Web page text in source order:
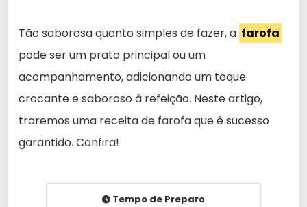
Tão saborosa quanto simples de fazer, a farofa
pode ser um prato principal ou um
acompanhamento, adicionando um toque
crocante e saboroso à refeição. Neste artigo,
traremos uma receita de farofa que é sucesso
garantido. Confira!
Tempo de Preparo